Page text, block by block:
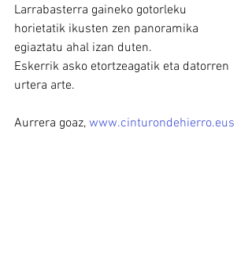
Larrabasterra gaineko gotorleku
horietatik ikusten zen panoramika
egiaztatu ahal izan duten.
Eskerrik asko etortzeagatik eta datorren
urtera arte.
Aurrera goaz, www.cinturondehierro.eus